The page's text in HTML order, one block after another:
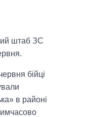
штаб ЗС
бійці
в районі